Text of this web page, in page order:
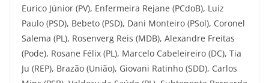
Eurico Júnior (PV), Enfermeira Rejane (PCdoB), Luiz
Paulo (PSD), Bebeto (PSD), Dani Monteiro (PSol), Coronel
Salema (PL), Rosenverg Reis (MDB), Alexandre Freitas
(Pode), Rosane Félix (PL), Marcelo Cabeleireiro (DC), Tia
Ju (REP), Brazão (União), Giovani Ratinho (SDD), Carlos